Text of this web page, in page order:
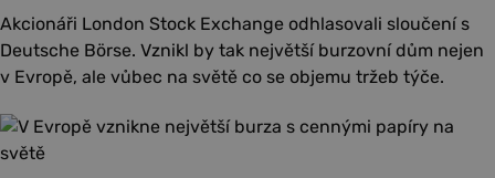
Akcionáři London Stock Exchange odhlasovali sloučení s
Deutsche Börse. Vznikl by tak největší burzovní dům nejen
v Evropě, ale vůbec na světě co se objemu tržeb týče.